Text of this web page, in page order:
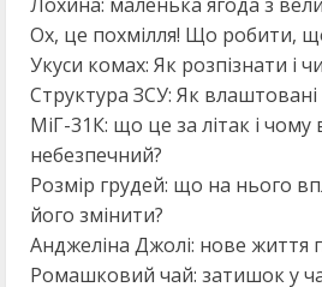
Ох, це похмілля! Що робити,
Укуси комах: Як розпізнати і
Структура ЗСУ: Як
МіГ-31К: що це за літак і чому
небезпечний?
Розмір грудей: що на нього
його змінити?
Анджеліна Джолі: нове життя
Ромашковий чай: затишок у